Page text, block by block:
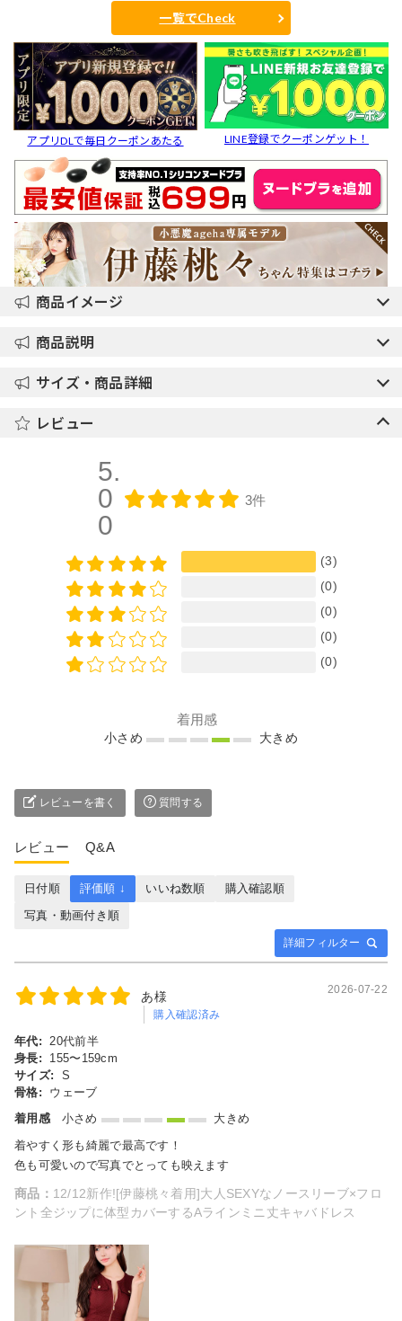
一覧でCheck
アプリDLで毎日クーポンあたる LINE登録でクーポンゲット！
商品イメージ
商品説明
サイズ・商品詳細
レビュー
5.
0
0
3件
(3)
(0)
(0)
(0)
(0)
着用感
小さめ 大きめ
レビューを書く 質問する
レビュー Q&A
詳細フィルター
日付順 評価順 ↓ いいね数順
購入確認順
写真・動画付き順
あ様
購入確認済み
2026-07-22
年代:
20代前半
身長:
155〜159cm
サイズ:
S
骨格:
ウェーブ
着用感
小さめ
大きめ
着やすく形も綺麗で最高です！
色も可愛いので写真でとっても映えます
商品： 12/12新作![伊藤桃々着用]大人SEXYなノースリーブ×フロ
ント全ジップに体型カバーするAラインミニ丈キャバドレス